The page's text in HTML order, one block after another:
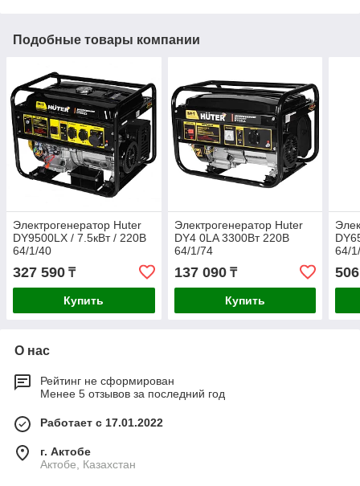
Подобные товары компании
Электрогенератор Huter
DY9500LХ / 7.5кВт / 220В
64/1/40
327 590 ₸
Купить
Электрогенератор Huter
DY4 0LA 3300Вт 220В
64/1/74
137 090₸
Купить
64/
О нас
Рейтинг не сформирован
Менее 5 отзывов за последний год
Работает с 17.01.2022
г. Актобе
Актобе, Казахстан